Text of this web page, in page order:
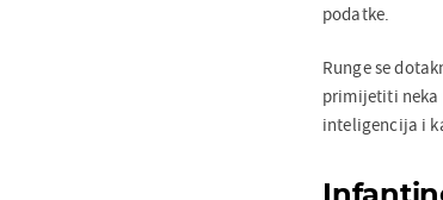
podatke.
Runge se
primijetiti neka
inteligencija i